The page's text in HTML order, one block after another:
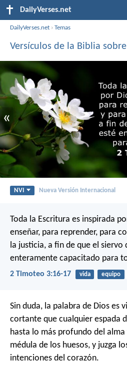
DailyVerses.net
DailyVerses.net ›Temas
Versículos de la Biblia
«
NVI Nueva Versión Internacional
Toda la Escritura es inspirada
enseñar, para reprender, para
la justicia, a fin de que el siervo
enteramente capacitado para
2 Timoteo 3:16-17 vida equipo
Sin duda, la palabra de Dios es
cortante que cualquier espada
hasta lo más profundo del
médula de los huesos, y juzga
intenciones del corazón.